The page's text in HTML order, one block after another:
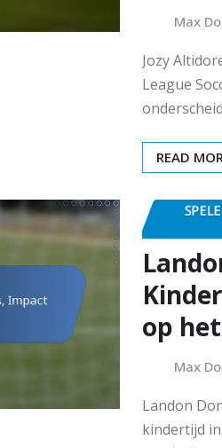
Max
Jozy
League
READ
op
Max
Landon
kindertijd